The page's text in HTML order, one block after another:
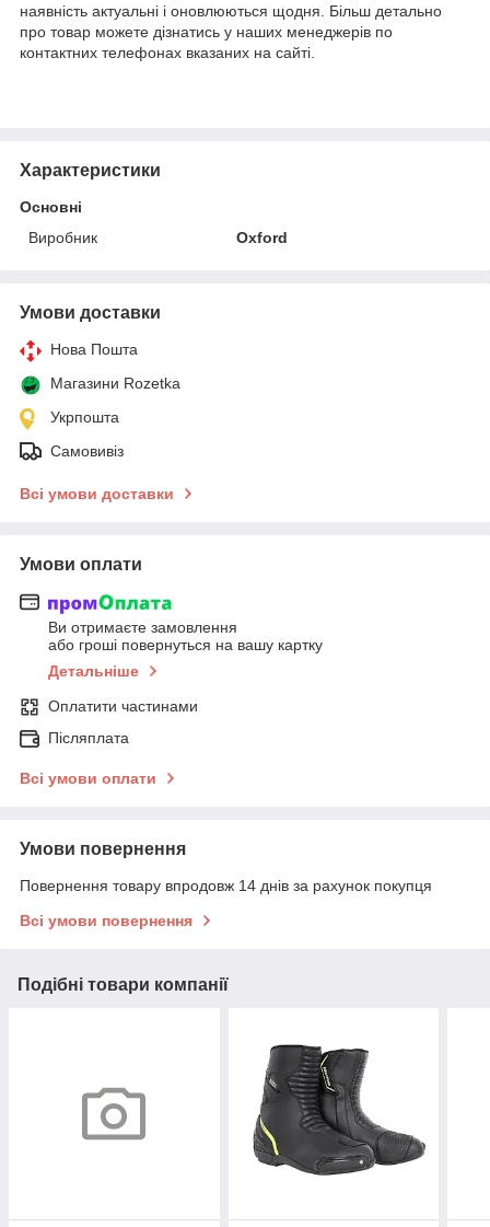
наявність актуальні і оновлюються щодня. Більш детально
про товар можете дізнатись у наших менеджерів по
контактних телефонах вказаних на сайті.
Характеристики
Основні
Виробник
Oxford
Умови доставки
Нова Пошта
Магазини Rozetka
Укрпошта
Самовивіз
Всі умови доставки
Умови оплати
Ви отримаєте замовлення
або гроші повернуться на вашу картку
Детальніше
Оплатити частинами
Післяплата
Всі умови оплати
Умови повернення
Повернення товару впродовж 14 днів за рахунок покупця
Всі умови повернення
Подібні товари компанії